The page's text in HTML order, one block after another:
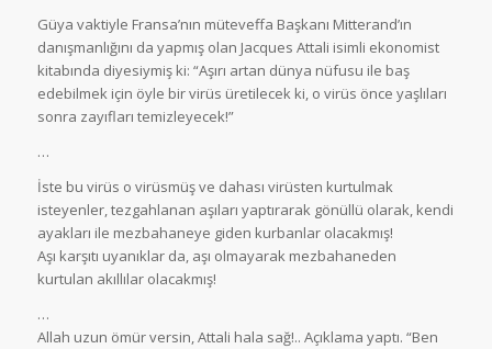
Güya vaktiyle Fransa’nın müteveffa Başkanı Mitterand’ın
danışmanlığını da yapmış olan Jacques Attali isimli ekonomist
kitabında diyesiymiş ki: “Aşırı artan dünya nüfusu ile baş
edebilmek için öyle bir virüs üretilecek ki, o virüs önce yaşlıları
sonra zayıfları temizleyecek!”
…
İste bu virüs o virüsmüş ve dahası virüsten kurtulmak
isteyenler, tezgahlanan aşıları yaptırarak gönüllü olarak, kendi
ayakları ile mezbahaneye giden kurbanlar olacakmış!
Aşı karşıtı uyanıklar da, aşı olmayarak mezbahaneden
kurtulan akıllılar olacakmış!
…
Allah uzun ömür versin, Attali hala sağ!.. Açıklama yaptı. “Ben